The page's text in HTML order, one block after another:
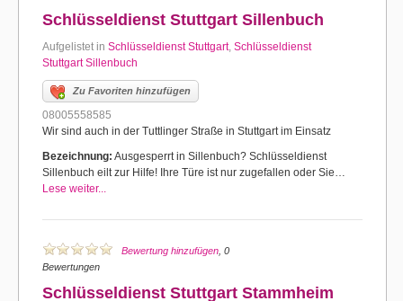
Schlüsseldienst Stuttgart Sillenbuch
Aufgelistet in Schlüsseldienst Stuttgart, Schlüsseldienst
Stuttgart Sillenbuch
Zu Favoriten hinzufügen
08005558585
Wir sind auch in der Tuttlinger Straße in Stuttgart im Einsatz
Bezeichnung: Ausgesperrt in Sillenbuch? Schlüsseldienst
Sillenbuch eilt zur Hilfe! Ihre Türe ist nur zugefallen oder Sie…
Lese weiter...
Bewertung hinzufügen , 0
Bewertungen
Schlüsseldienst Stuttgart Stammheim